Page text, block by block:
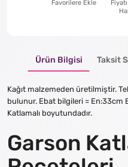
Favorilere Ekle
Ürün Bilgisi Taksit
Kağıt malzemeden üretilmiştir.
bulunur. Ebat bilgileri = En:33cm
Katlamalı boyutundadır.
Garson